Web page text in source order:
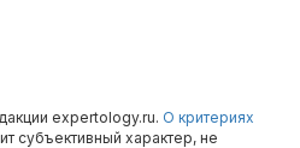
expertology.ru. О критериях
субъективный характер, не